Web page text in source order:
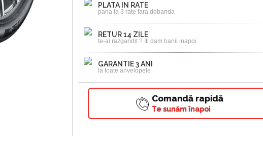
PLATA IN RATE
pana la 3 rate fara dobanda
RETUR 14 ZILE
te-ai razgandit ? Iti dam banii inapoi
GARANTIE 3 ANI
la toate anvelopele
Comandă rapidă
Te sunăm înapoi